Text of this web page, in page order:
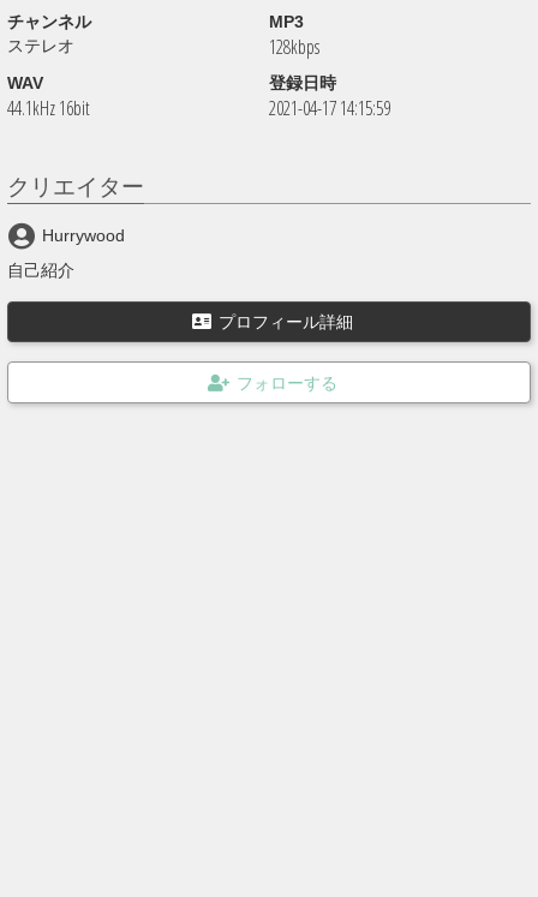
チャンネル
ステレオ
MP3
128kbps
WAV
44.1kHz 16bit
登録日時
2021-04-17 14:15:59
クリエイター
Hurrywood
自己紹介
プロフィール詳細